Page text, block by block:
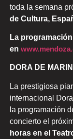
toda la semana
de Cultura,
La
en
DORA DE
La prestigiosa
internacional
la programación
concierto el
horas en el